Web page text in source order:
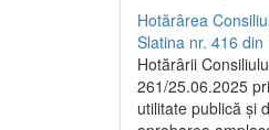
Hotărârea
Slatina nr. 416
Hotărârii
261/25.06.2025
utilitate publică și